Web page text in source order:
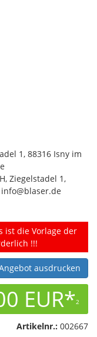
1, 88316 Isny im
Ziegelstadel 1,
ist die Vorlage der
!!!
ausdrucken
EUR*2
Artikelnr.: 002667